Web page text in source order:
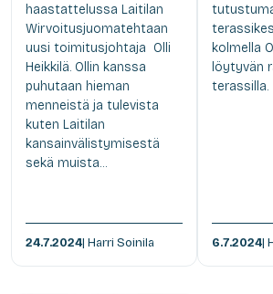
haastattelussa Laitilan
Wirvoitusjuomatehtaan
uusi toimitusjohtaja Olli
Heikkilä. Ollin kanssa
puhutaan hieman
menneistä ja tulevista
kuten Laitilan
kansainvälistymisestä
sekä muista...
24.7.2024| Harri Soinila
kolmella
löytyvän
terassilla.
6.7.2024|